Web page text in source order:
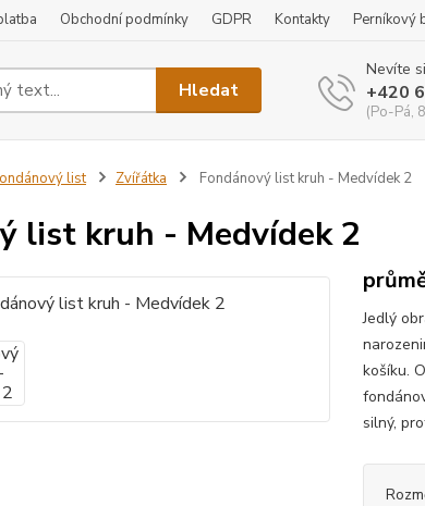
Obchodní podmínky GDPR Kontakty Perníkový
Hledat
Nevíte
+420
(Po-Pá,
list Zvířátka Fondánový list kruh - Medvídek 2
list kruh - Medvídek 2
Jedlý
košíku.
silný,